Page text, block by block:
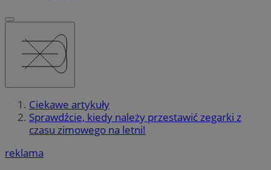
Ciekawe artykuły
Sprawdźcie, kiedy należy przestawić zegarki z
czasu zimowego na letni!
reklama